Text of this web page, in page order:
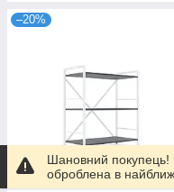
–20%
Шановний покупець!
оброблена в